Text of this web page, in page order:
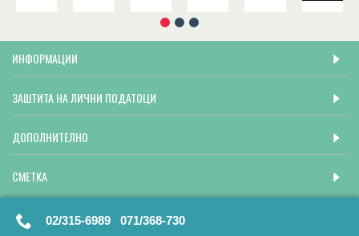
ИНФОРМАЦИИ
ЗАШТИТА НА ЛИЧНИ ПОДАТОЦИ
ДОПОЛНИТЕЛНО
СМЕТКА
02/315-6989 071/368-730